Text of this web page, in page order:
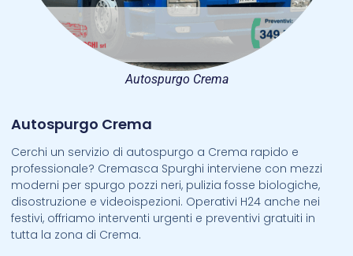
Autospurgo Crema
Autospurgo Crema
Cerchi un servizio di autospurgo a Crema rapido e
professionale? Cremasca Spurghi interviene con mezzi
moderni per spurgo pozzi neri, pulizia fosse biologiche,
disostruzione e videoispezioni. Operativi H24 anche nei
festivi, offriamo interventi urgenti e preventivi gratuiti in
tutta la zona di Crema.